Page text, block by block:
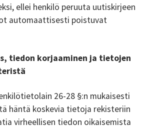
ellei henkilö peruuta uutiskirjeen
automaattisesti poistuvat
tiedon korjaaminen ja tietojen
26-28 §:n mukaisesti
häntä koskevia tietoja rekisteriin
virheellisen tiedon oikaisemista